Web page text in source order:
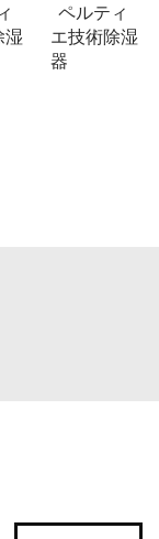
湿
ペルティ
エ技術除湿
器